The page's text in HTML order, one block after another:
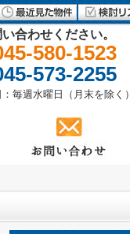
合わせください。
580-1523
573-2255
毎週水曜日（月末を除く）